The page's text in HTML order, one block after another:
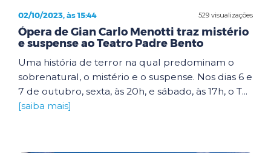
529 visualizações
02/10/2023, às 15:44
Ópera de Gian Carlo Menotti traz mistério
e suspense ao Teatro Padre Bento
Uma história de terror na qual predominam o
sobrenatural, o mistério e o suspense. Nos dias 6 e
7 de outubro, sexta, às 20h, e sábado, às 17h, o T...
[saiba mais]